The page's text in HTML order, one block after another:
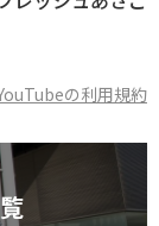
の利用規約